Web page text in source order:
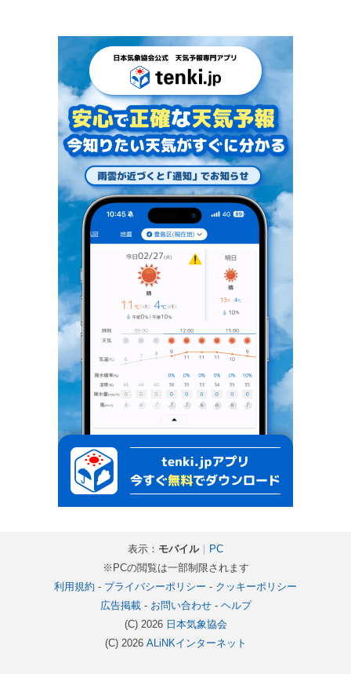
表示： モバイル｜ PC
※PCの閲覧は一部制限されます
利用規約 - プライバシーポリシー - クッキーポリシー
広告掲載- お問い合わせ- ヘルプ
(C) 2026 日本気象協会
(C) 2026 ALiNKインターネット